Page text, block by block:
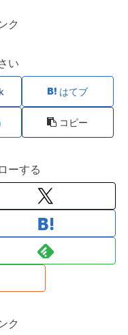
ク
い
はてブ
コピー
ーする
ク